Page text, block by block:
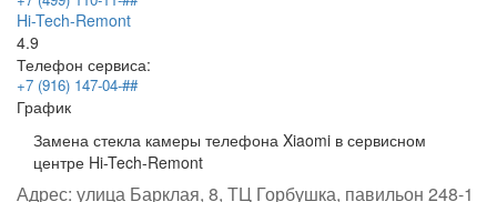
Hi-Tech-Remont
4.9
Телефон сервиса:
+7 (916) 147-04-##
График
Замена стекла камеры телефона Xiaomi в сервисном
центре Hi-Tech-Remont
Адрес: улица Барклая, 8, ТЦ Горбушка, павильон 248-1